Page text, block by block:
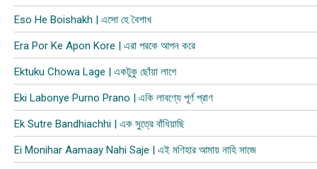
Eso He Boishakh | এসো হে বৈশাখ
Era Por Ke Apon Kore | এরা পরকে আপন করে
Ektuku Chowa Lage | একটুকু ছোঁয়া লাগে
Eki Labonye Purno Prano | একি লাবণ্যে পূর্ণ প্রাণ
Ek Sutre Bandhiachhi | এক সুত্রে বাঁধিয়াছি
Ei Monihar Aamaay Nahi Saje | এই মণিহার আমায় নাহি সাজে